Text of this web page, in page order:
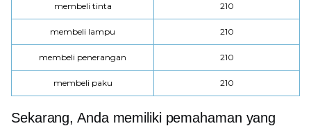
membeli tinta 210
membeli lampu 210
membeli penerangan 210
membeli paku 210
Sekarang, Anda memiliki pemahaman yang